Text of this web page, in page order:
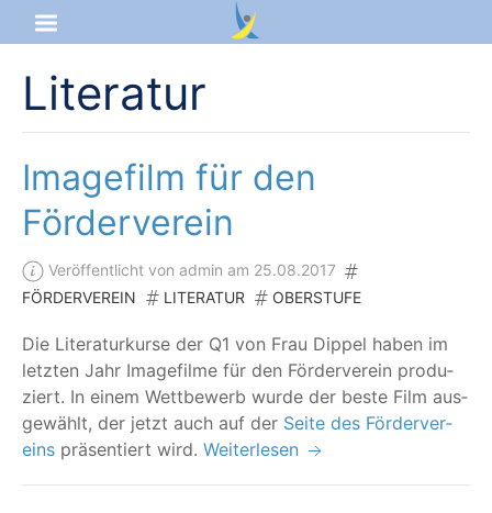
Startseite
Aktuelles
Das sind wir
Lernangebot
Literatur
Imagefilm für den
Förderverein
Veröffentlicht von admin am 25.08.2017
FÖRDERVEREIN
LITERATUR OBERSTUFE
Die Lite­ra­tur­kur­se der Q1 von Frau Dippel haben im
letz­ten Jahr Image­fil­me für den För­der­ver­ein pro­du­
ziert. In einem Wett­be­werb wur­de der bes­te Film aus­
ge­wählt, der jetzt auch auf der Sei­te des För­der­ver­
eins prä­sen­tiert wird. Weiterlesen